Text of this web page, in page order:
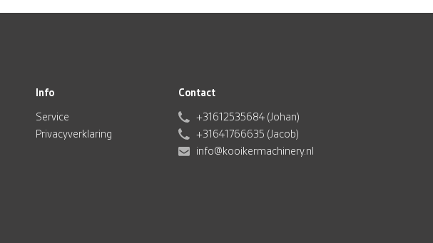
Info
Service
Privacyverklaring
Contact
+31612535684 (Johan)
+31641766635 (Jacob)
info@kooikermachinery.nl